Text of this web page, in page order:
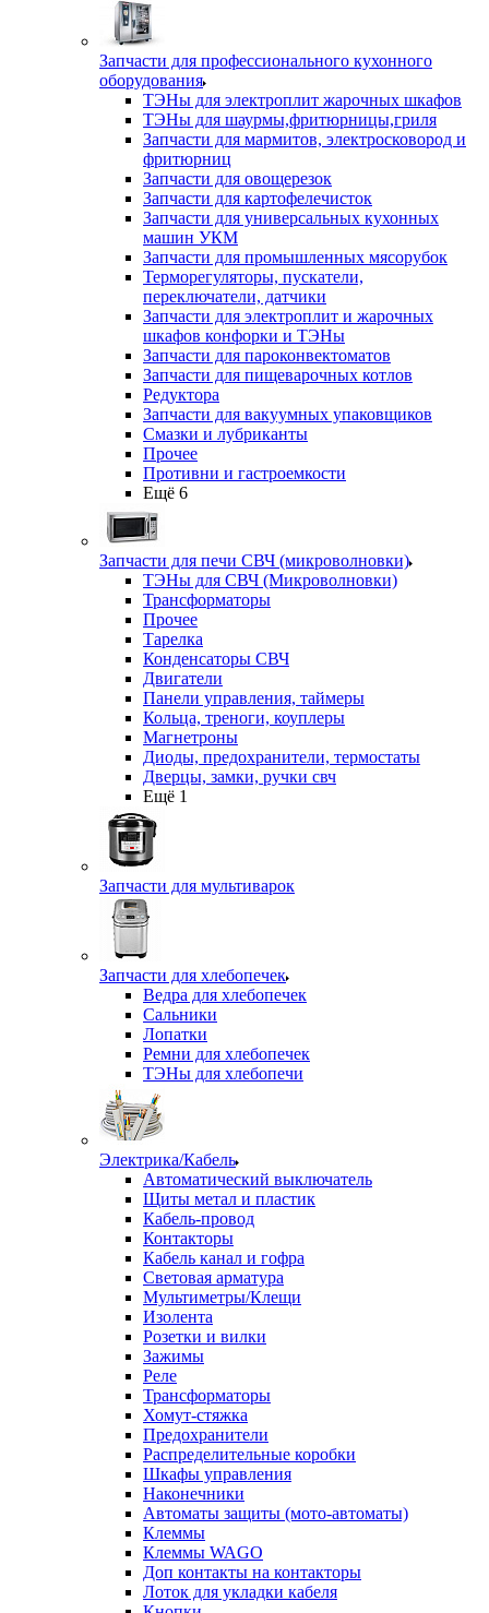
Запчасти для профессионального кухонного
оборудования
ТЭНы для электроплит жарочных шкафов
ТЭНы для шаурмы,фритюрницы,гриля
Запчасти для мармитов, электросковород и
фритюрниц
Запчасти для овощерезок
Запчасти для картофелечисток
Запчасти для универсальных кухонных
машин УКМ
Запчасти для промышленных мясорубок
Терморегуляторы, пускатели,
переключатели, датчики
Запчасти для электроплит и жарочных
шкафов конфорки и ТЭНы
Запчасти для пароконвектоматов
Запчасти для пищеварочных котлов
Редуктора
Запчасти для вакуумных упаковщиков
Смазки и лубриканты
Прочее
Противни и гастроемкости
Ещё 6
Запчасти для печи СВЧ (микроволновки)
ТЭНы для СВЧ (Микроволновки)
Трансформаторы
Прочее
Тарелка
Конденсаторы СВЧ
Двигатели
Панели управления, таймеры
Кольца, треноги, коуплеры
Магнетроны
Диоды, предохранители, термостаты
Дверцы, замки, ручки свч
Ещё 1
Запчасти для мультиварок
Запчасти для хлебопечек
Ведра для хлебопечек
Сальники
Лопатки
Ремни для хлебопечек
ТЭНы для хлебопечи
Электрика/Кабель
Автоматический выключатель
Щиты метал и пластик
Кабель-провод
Контакторы
Кабель канал и гофра
Световая арматура
Мультиметры/Клещи
Изолента
Розетки и вилки
Зажимы
Реле
Трансформаторы
Хомут-стяжка
Предохранители
Распределительные коробки
Шкафы управления
Наконечники
Автоматы защиты (мото-автоматы)
Клеммы
Клеммы WAGO
Доп контакты на контакторы
Лоток для укладки кабеля